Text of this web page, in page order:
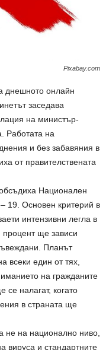
Pixabay.com
днешното онлайн
заседава
на министър-
Работата на
и без забавяния в
от правителствената
Национален
19. Основен критерий в
интензивни легла в
процент ще зависи
Планът
всеки един от тях,
на гражданите
се налагат, когато
в страната ще
не на национално ниво,
вируса и стандартните